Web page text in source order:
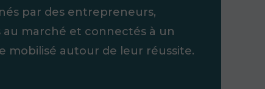
par des entrepreneurs,
marché et connectés à un
mobilisé autour de leur réussite.